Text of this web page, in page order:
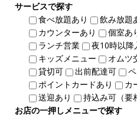
サービスで探す
食べ放題あり
飲み放題
カウンターあり
個室あ
ランチ営業
夜10時以降
キッズメニュー
オムツ
貸切可
出前配達可
ポイントカードあり
カ
送迎あり
持込み可（要
お店の一押しメニューで探す